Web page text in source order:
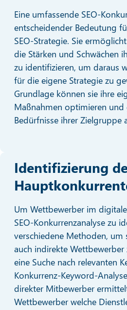
Eine umfassende SEO-
entscheidender Bedeutung
SEO-Strategie. Sie
die Stärken und Schwächen
zu identifizieren, um daraus
für die eigene Strategie zu
Grundlage können sie ihre
Maßnahmen optimieren und
Bedürfnisse ihrer Zielgruppe
Identifizierung
Um Wettbewerber im
SEO-Konkurrenzanalyse zu
verschiedene Methoden, um
auch indirekte Wettbewerber
eine Suche nach relevanten
Konkurrenz-Keyword-
direkter Mitbewerber
Wettbewerber welche